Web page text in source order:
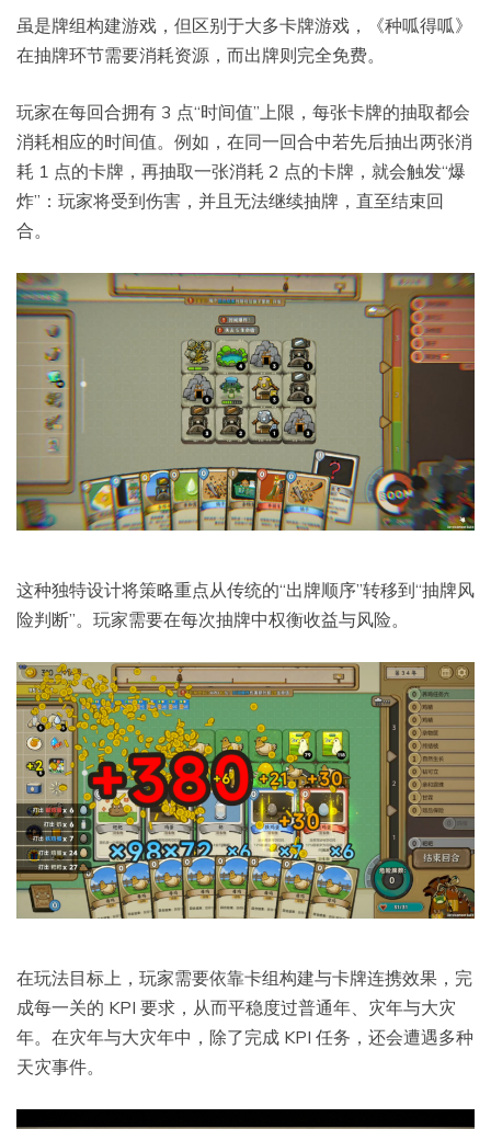
虽是牌组构建游戏，但区别于大多卡牌游戏，《种呱得呱》
在抽牌环节需要消耗资源，而出牌则完全免费。
玩家在每回合拥有 3 点“时间值”上限，每张卡牌的抽取都会
消耗相应的时间值。例如，在同一回合中若先后抽出两张消
耗 1 点的卡牌，再抽取一张消耗 2 点的卡牌，就会触发“爆
炸”：玩家将受到伤害，并且无法继续抽牌，直至结束回
合。
这种独特设计将策略重点从传统的“出牌顺序”转移到“抽牌风
险判断”。玩家需要在每次抽牌中权衡收益与风险。
在玩法目标上，玩家需要依靠卡组构建与卡牌连携效果，完
成每一关的 KPI 要求，从而平稳度过普通年、灾年与大灾
年。在灾年与大灾年中，除了完成 KPI 任务，还会遭遇多种
天灾事件。